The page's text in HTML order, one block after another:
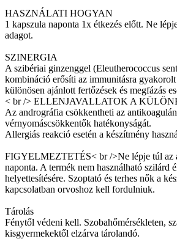
HASZNÁLATI HOGYAN
1 kapszula naponta 1x étkezés előtt. Ne
adagot.
SZINERGIA
A szibériai ginzenggel (Eleutherococcus
kombináció erősíti az immunitásra
különösen ajánlott fertőzések és megfázás
< br /> ELLENJAVALLATOK A
Az andrográfia csökkentheti az
vérnyomáscsökkentők hatékonyságát.
Allergiás reakció esetén a készítmény
FIGYELMEZTETÉS< br />Ne lépje túl az
naponta. A termék nem használható szilárd
helyettesítésére. Szoptató és terhes nők a
kapcsolatban orvoshoz kell fordulniuk.
Tárolás
Fénytől védeni kell. Szobahőmérsékleten,
kisgyermekektől elzárva tárolandó.